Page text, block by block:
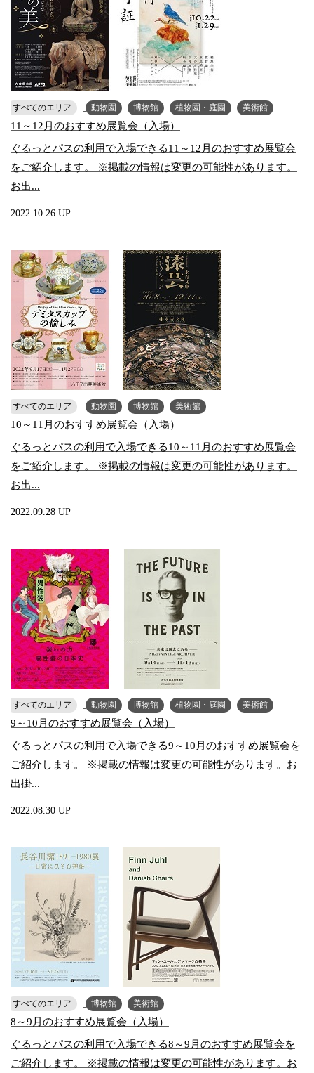
すべてのエリア 動物園 博物館 植物園・庭園 美術館
11～12月のおすすめ展覧会（入場）
ぐるっとパスの利用で入場できる11～12月のおすすめ展覧会
をご紹介します。 ※掲載の情報は変更の可能性があります。
お出...
2022.10.26 UP
すべてのエリア 動物園 博物館 美術館
10～11月のおすすめ展覧会（入場）
ぐるっとパスの利用で入場できる10～11月のおすすめ展覧会
をご紹介します。 ※掲載の情報は変更の可能性があります。
お出...
2022.09.28 UP
すべてのエリア 動物園 博物館 植物園・庭園 美術館
9～10月のおすすめ展覧会（入場）
ぐるっとパスの利用で入場できる9～10月のおすすめ展覧会を
ご紹介します。 ※掲載の情報は変更の可能性があります。お
出掛...
2022.08.30 UP
すべてのエリア 博物館 美術館
8～9月のおすすめ展覧会（入場）
ぐるっとパスの利用で入場できる8～9月のおすすめ展覧会を
ご紹介します。 ※掲載の情報は変更の可能性があります。お